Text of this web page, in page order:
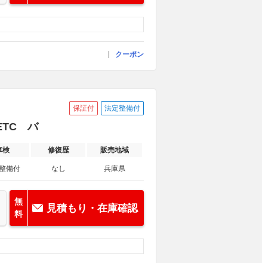
クーポン
保証付 法定整備付
バ
検 修復歴 販売地域
備付 なし 兵庫県
無
料
見積もり・在庫確認